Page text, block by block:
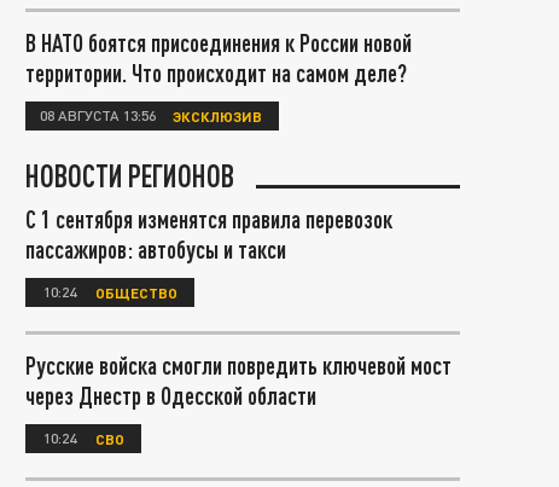
В НАТО боятся присоединения к России новой
территории. Что происходит на самом деле?
08 АВГУСТА 13:56 ЭКСКЛЮЗИВ
НОВОСТИ РЕГИОНОВ
С 1 сентября изменятся правила перевозок
пассажиров: автобусы и такси
10:24 ОБЩЕСТВО
Русские войска смогли повредить ключевой мост
через Днестр в Одесской области
10:24 СВО